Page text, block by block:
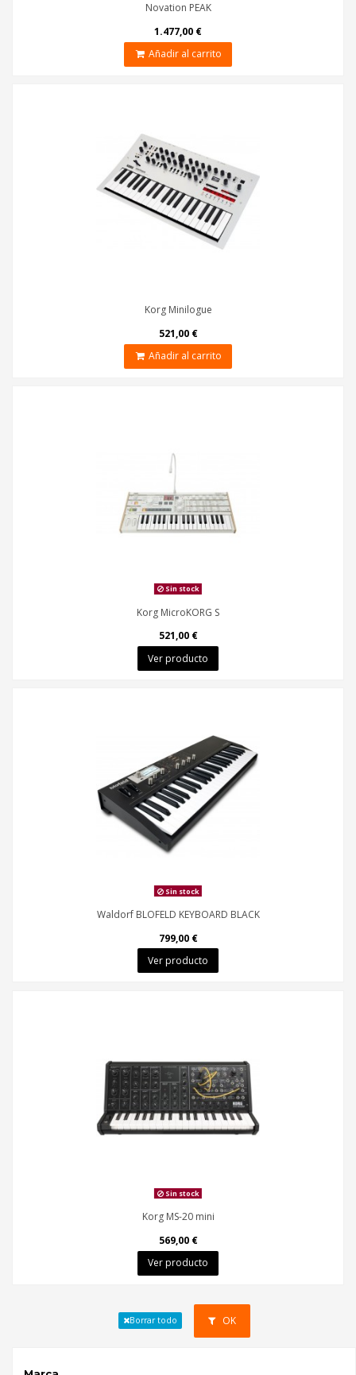
Novation PEAK
1.477,00 €
Añadir al carrito
Korg Minilogue
521,00 €
Añadir al carrito
Sin stock
Korg MicroKORG S
521,00 €
Ver producto
Sin stock
Waldorf BLOFELD KEYBOARD BLACK
799,00 €
Ver producto
Sin stock
Korg MS-20 mini
569,00 €
Ver producto
Borrar todo OK